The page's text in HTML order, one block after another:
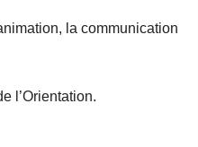
la communication
l’Orientation.